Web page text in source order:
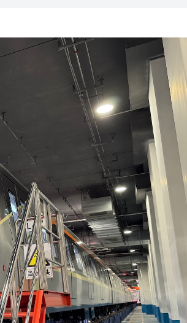
列車上線
術家來港展開靈感之旅
橋」？
型
升
集團宣布「AI+IP」深度合作 AI玩法6月10日登陸國內多個平台